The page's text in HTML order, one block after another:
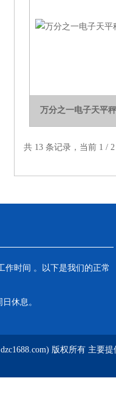
万分之一电子天平
共 13 条记录，当前 1
作时间 。以下是我们的正常
休息。
版权所有 主要提